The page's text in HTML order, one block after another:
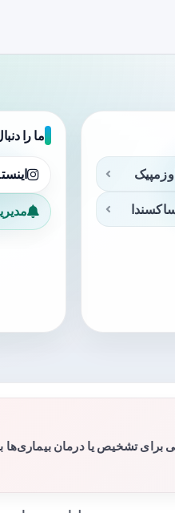
ما را
تشخیص یا درمان بیماری‌ها به